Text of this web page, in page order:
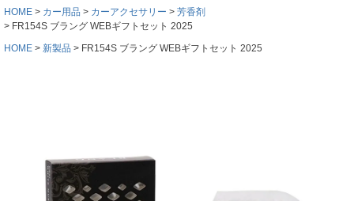
HOME
カー用品 カーアクセサリー
芳香剤
FR154S ブラング WEBギフトセット 2025
HOME
新製品 FR154S ブラング WEBギフトセット 2025